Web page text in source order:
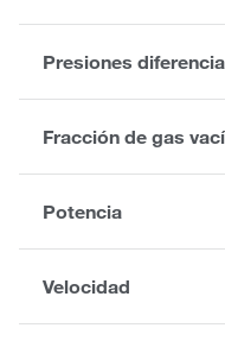
Presiones
Fracción de gas
Potencia
Velocidad